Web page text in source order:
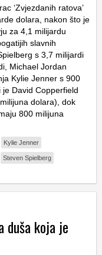
‘Zvjezdanih ratova’
dolara, nakon što je
za 4,1 milijardu
slavnih
s 3,7 milijardi
Michael Jordan
Kylie Jenner s 900
David Copperfield
dolara), dok
800 milijuna
Kylie Jenner
Steven Spielberg
duša koja je